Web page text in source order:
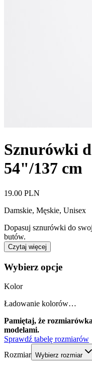
Sznurówki
54"/137 cm
19.00 PLN
Damskie, Męskie, Unisex
Dopasuj sznurówki do
butów.
Czytaj więcej
Wybierz opcje
Kolor
Ładowanie kolorów…
Pamiętaj, że
modelami.
Sprawdź tabelę rozmiarów
Rozmiar Wybierz rozmiar